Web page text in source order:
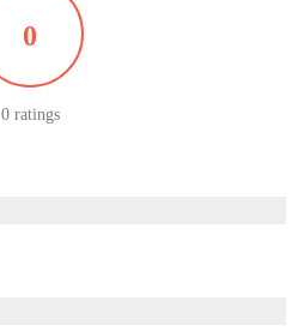
0
0 ratings